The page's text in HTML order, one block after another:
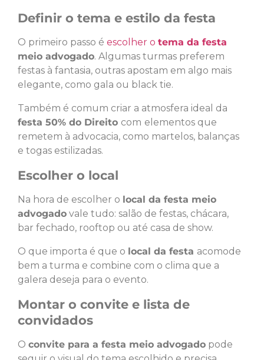
Definir o tema e estilo da festa
O primeiro passo é escolher o tema da festa
meio advogado. Algumas turmas preferem
festas à fantasia, outras apostam em algo mais
elegante, como gala ou black tie.
Também é comum criar a atmosfera ideal da
festa 50% do Direito com elementos que
remetem à advocacia, como martelos, balanças
e togas estilizadas.
Escolher o local
Na hora de escolher o local da festa meio
advogado vale tudo: salão de festas, chácara,
bar fechado, rooftop ou até casa de show.
O que importa é que o local da festa acomode
bem a turma e combine com o clima que a
galera deseja para o evento.
Montar o convite e lista de
convidados
O convite para a festa meio advogado pode